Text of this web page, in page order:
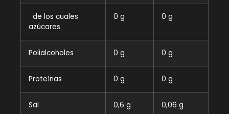
de los cuales
azúcares
0 g 0 g
Polialcoholes 0 g 0 g
Proteínas 0 g 0 g
Sal 0,6 g 0,06 g